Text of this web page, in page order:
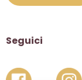
Seguici